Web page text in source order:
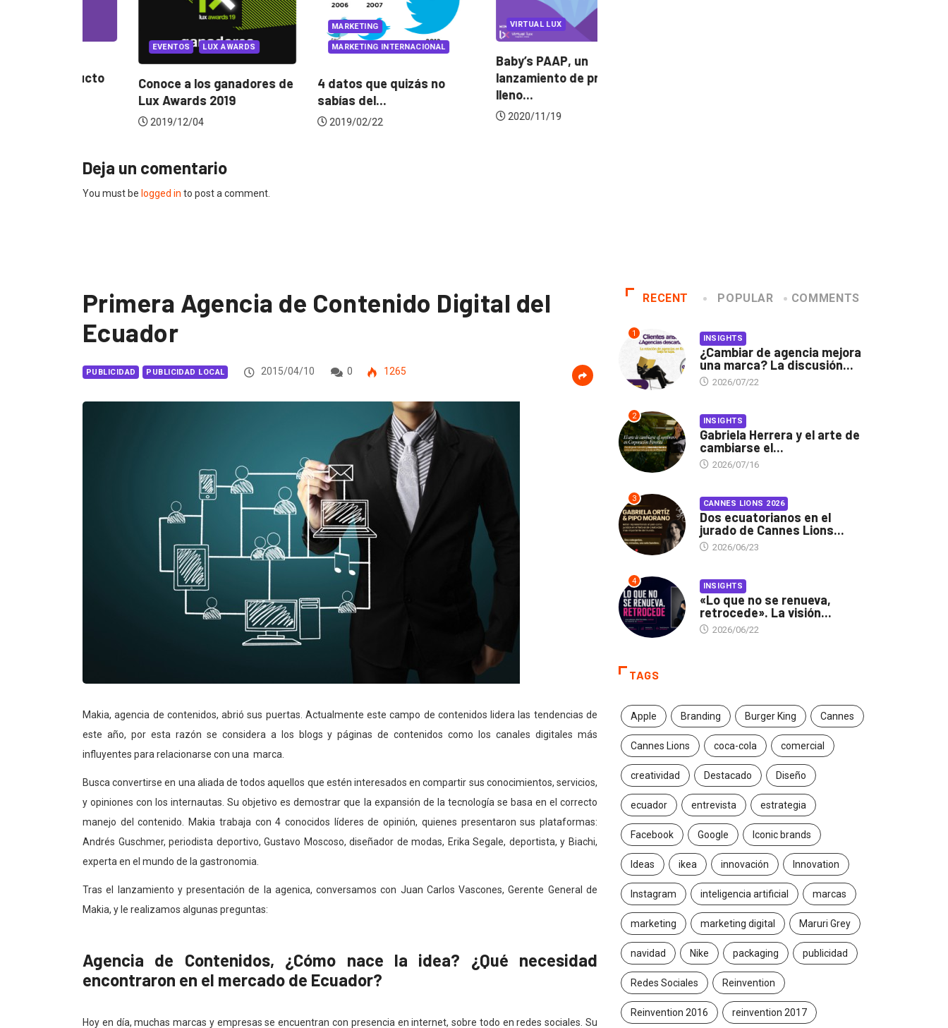
LUX AWARDS
Conoce a los ganadores de
Lux Awards 2019
2019/12/04
MARKETING
MARKETING INTERNACIONAL
4 datos que quizás no
sabías del...
2019/02/22
VIRTUAL LUX
Baby’s PAAP, un
lanzamiento de producto
2020/11/19
Deja un comentario
You must be logged in to post a comment.
Primera Agencia de Contenido Digital del
Ecuador
PUBLICIDAD PUBLICIDAD LOCAL 2015/04/10 0 1265
Makia, agencia de contenidos, abrió sus puertas. Actualmente este campo de contenidos lidera las tendencias de
este año, por esta razón se considera a los blogs y páginas de contenidos como los canales digitales más
influyentes para relacionarse con una marca.
Busca convertirse en una aliada de todos aquellos que estén interesados en compartir sus conocimientos, servicios,
y opiniones con los internautas. Su objetivo es demostrar que la expansión de la tecnología se basa en el correcto
manejo del contenido. Makia trabaja con 4 conocidos líderes de opinión, quienes presentaron sus plataformas:
Andrés Guschmer, periodista deportivo, Gustavo Moscoso, diseñador de modas, Erika Segale, deportista, y Biachi,
experta en el mundo de la gastronomia.
Tras el lanzamiento y presentación de la agenica, conversamos con Juan Carlos Vascones, Gerente General de
Makia, y le realizamos algunas preguntas:
Agencia de Contenidos, ¿Cómo nace la idea? ¿Qué necesidad
encontraron en el mercado de Ecuador?
Hoy en día, muchas marcas y empresas se encuentran con presencia en internet, sobre todo en redes sociales. Su
RECENT POPULAR COMMENTS
1 INSIGHTS
¿Cambiar de agencia mejora
una marca? La discusión...
2026/07/22
2 INSIGHTS
Gabriela Herrera y el arte de
cambiarse el...
2026/07/16
3 CANNES LIONS 2026
Dos ecuatorianos en el
jurado de Cannes Lions...
2026/06/23
4 INSIGHTS
«Lo que no se renueva,
retrocede». La visión...
2026/06/22
TAGS
Apple Branding Burger King Cannes
Cannes Lions coca-cola comercial
creatividad Destacado Diseño
ecuador entrevista estrategia
Facebook Google Iconic brands
Ideas ikea innovación Innovation
Instagram inteligencia artificial marcas
marketing marketing digital Maruri Grey
navidad Nike packaging publicidad
Redes Sociales Reinvention
Reinvention 2016 reinvention 2017